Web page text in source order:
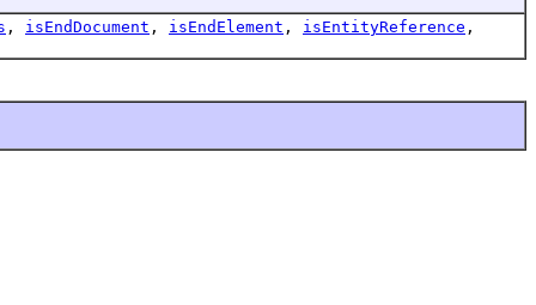
, isEndDocument , isEndElement , isEntityReference ,